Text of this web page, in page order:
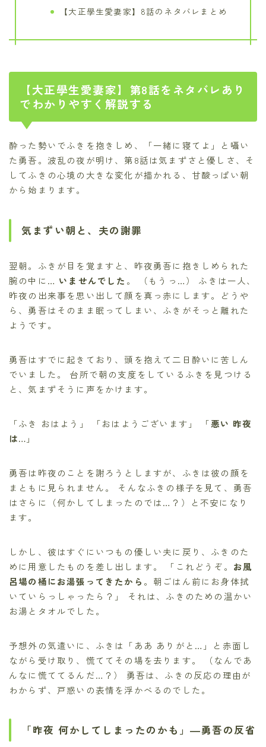
【大正學生愛妻家】8話のネタバレまとめ
【大正學生愛妻家】第8話をネタバレあり
でわかりやすく解説する
酔った勢いでふきを抱きしめ、「一緒に寝てよ」と囁い
た勇吾。波乱の夜が明け、第8話は気まずさと優しさ、そ
してふきの心境の大きな変化が描かれる、甘酸っぱい朝
から始まります。
気まずい朝と、夫の謝罪
翌朝。ふきが目を覚ますと、昨夜勇吾に抱きしめられた
腕の中に… いませんでした 。 （もうっ…） ふきは一人、
昨夜の出来事を思い出して顔を真っ赤にします。どうや
ら、勇吾はそのまま眠ってしまい、ふきがそっと離れた
ようです。
勇吾はすでに起きており、頭を抱えて二日酔いに苦しん
でいました。 台所で朝の支度をしているふきを見つける
と、気まずそうに声をかけます。
「ふき おはよう」 「おはようございます」 「悪い 昨夜
は… 」
勇吾は昨夜のことを謝ろうとしますが、ふきは彼の顔を
まともに見られません。 そんなふきの様子を見て、勇吾
はさらに（何かしてしまったのでは…？）と不安になり
ます。
しかし、彼はすぐにいつもの優しい夫に戻り、ふきのた
めに用意したものを差し出します。 「これどうぞ。 お風
呂場の桶にお湯張ってきたから 。朝ごはん前にお身体拭
いていらっしゃったら？」 それは、ふきのための温かい
お湯とタオルでした。
予想外の気遣いに、ふきは「ああ ありがと…」と赤面し
ながら受け取り、慌ててその場を去ります。 （なんであ
んなに慌ててるんだ…？） 勇吾は、ふきの反応の理由が
わからず、戸惑いの表情を浮かべるのでした。
「昨夜 何かしてしまったのかも」―勇吾の反省